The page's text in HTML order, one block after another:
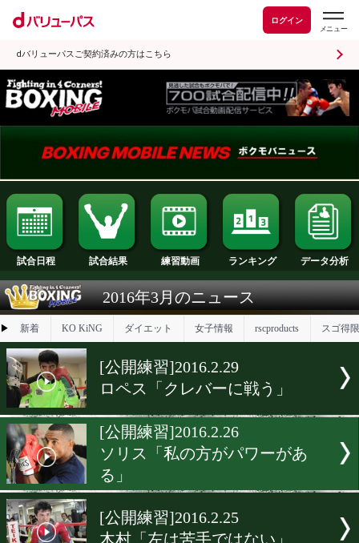
ログイン
dバリューパスご契約済みの方はこちら
試合日程 試合結果 練習動画 ランキング
2016年3月のニュース
新着 KO KiNG ダイエット 女子情報
[公開練習]2016.2.29
ロペス「クレバーに戦う」
[公開練習]2016.2.26